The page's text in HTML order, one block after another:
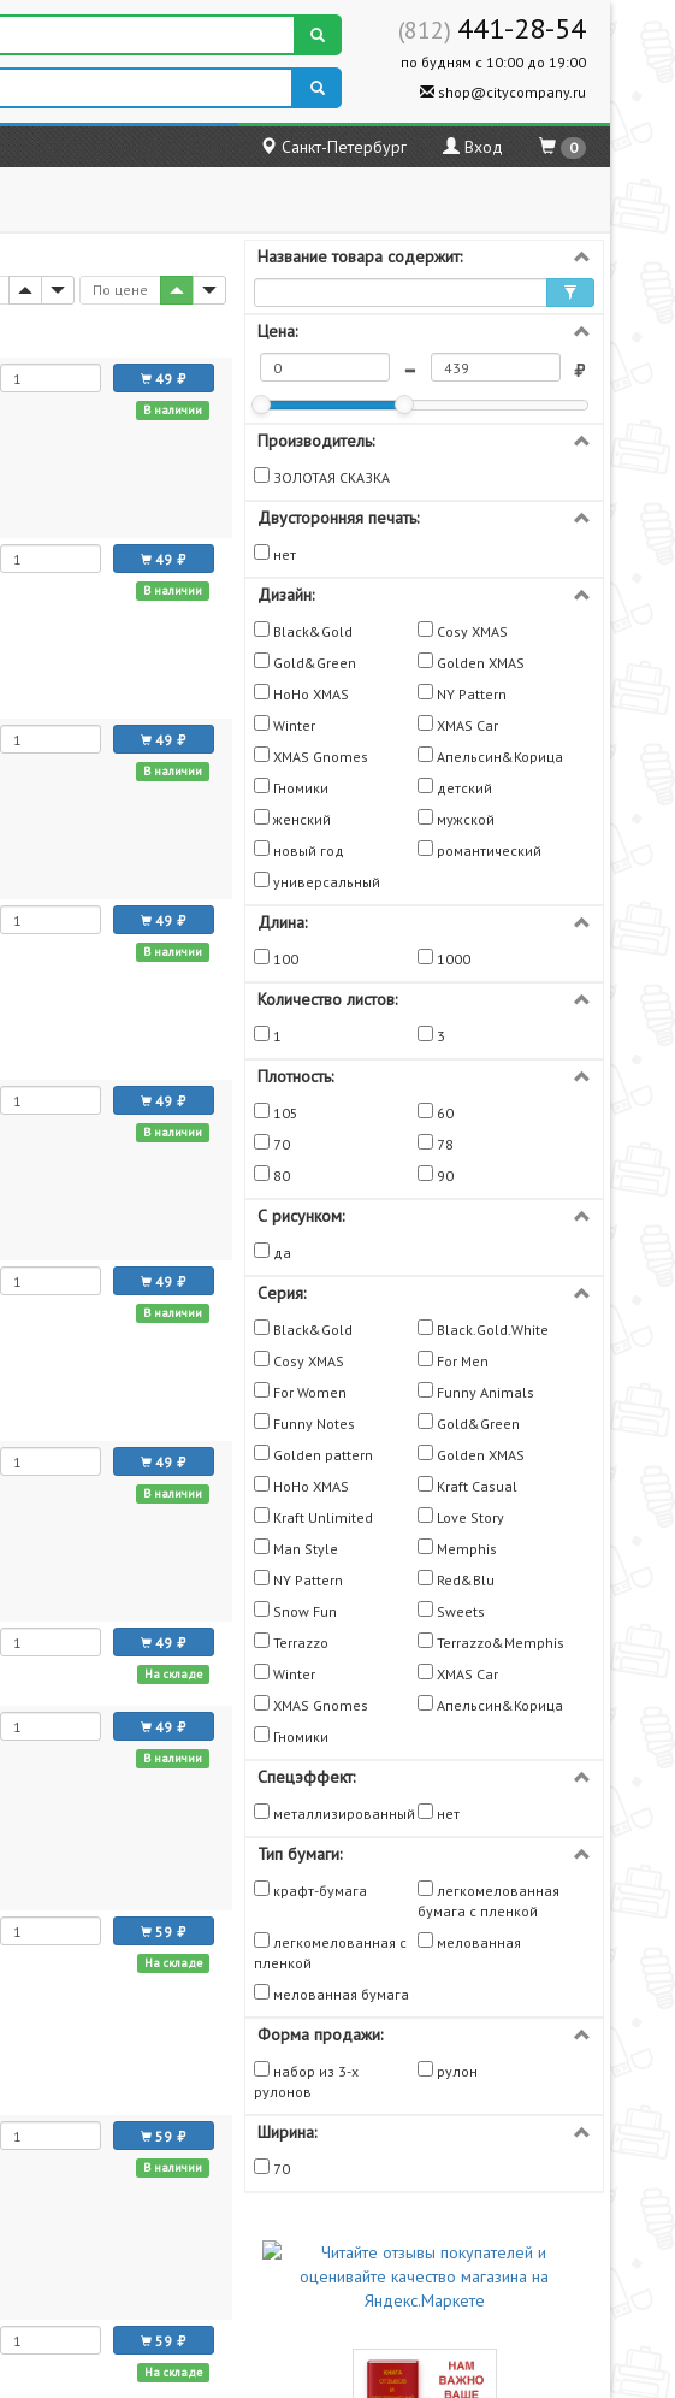
(812) 441-28-54
по будням с 10:00 до 19:00
shop@citycompany.ru
Санкт-Петербург Вход 0
Название товара содержит:
Цена:
Производитель:
ЗОЛОТАЯ СКАЗКА
Двусторонняя печать:
нет
Дизайн:
Black&Gold
Cosy XMAS
Gold&Green
Golden XMAS
HoHo XMAS
NY Pattern
Winter
XMAS Car
XMAS Gnomes
Апельсин&Корица
Гномики
детский
женский
мужской
новый год
романтический
универсальный
Длина:
100 1000
Количество листов:
1 3
Плотность:
105
60
70
78
80
90
С рисунком:
да
Серия:
Black&Gold
Black.Gold.White
Cosy XMAS
For Men
For Women
Funny Animals
Funny Notes
Gold&Green
Golden pattern
Golden XMAS
HoHo XMAS
Kraft Casual
Kraft Unlimited
Love Story
Man Style
Memphis
NY Pattern
Red&Blu
Snow Fun
Sweets
Terrazzo
Terrazzo&Memphis
Winter
XMAS Car
XMAS Gnomes
Апельсин&Корица
Гномики
Спецэффект:
металлизированный нет
Тип бумаги:
крафт-бумага
легкомелованная
бумага с пленкой
легкомелованная с
пленкой
мелованная
мелованная бумага
Форма продажи:
набор из 3-х
рулонов
рулон
Ширина:
70
По цене
49
В наличии
49
В наличии
49
В наличии
49
В наличии
49
В наличии
49
В наличии
49
В наличии
49
На складе
49
В наличии
59
На складе
59
В наличии
59
На складе